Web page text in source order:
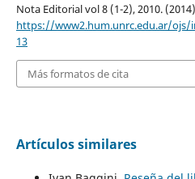
Nota Editorial vol 8 (1-2), 2010.
https://www2.hum.unrc.edu.ar/
13
Más formatos de cita
Artículos similares